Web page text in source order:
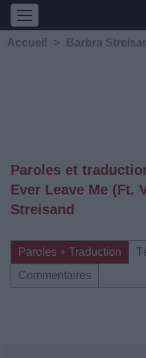
Accueil > Barbra
Paroles et
Ever Leave Me (Ft.
Streisand
Paroles + Traduction
Commentaires